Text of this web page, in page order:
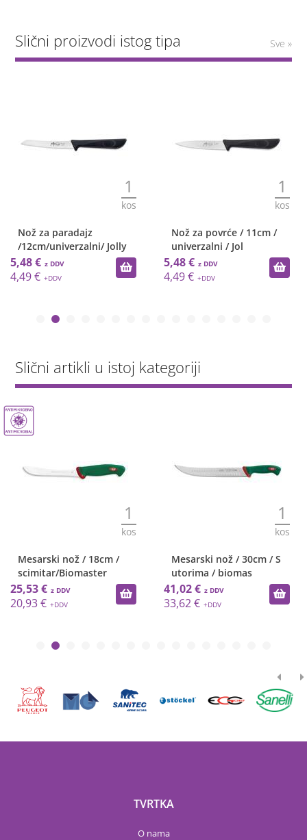
Slični proizvodi istog tipa Sve »
1
kos
Nož za paradajz
/12cm/univerzalni/ Jolly
5,48 €
4,49 €
1
kos
Nož za povrće / 11cm /
univerzalni / Jol
5,48 €
4,49 €
Slični artikli u istoj kategoriji
1
kos
Mesarski nož / 18cm /
scimitar/Biomaster
25,53 €
20,93 €
1
kos
Mesarski nož / 30cm / S
utorima / biomas
41,02 €
33,62 €
TVRTKA
O nama